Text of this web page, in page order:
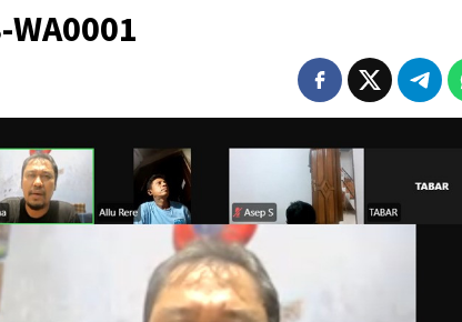
WA0001